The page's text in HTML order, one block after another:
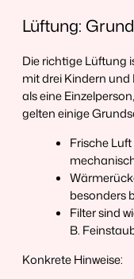
Lüftung:
Die richtige Lüftung
mit drei Kindern
als eine
gelten einige
Frische
besonders
Filter sind
B.
Konkrete Hinweise: